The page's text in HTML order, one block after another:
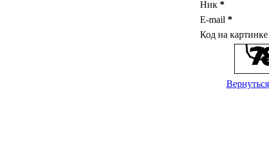
Ник *
E-mail *
Код на
Вернуться